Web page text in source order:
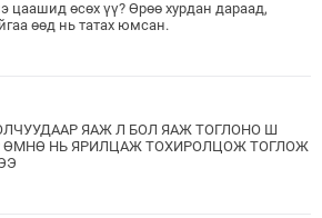
цаашид өсөх үү? Өрөө хурдан дараад,
өөд нь татах юмсан.
ЯАЖ Л БОЛ ЯАЖ ТОГЛОНО Ш
ӨМНӨ НЬ ЯРИЛЦАЖ ТОХИРОЛЦОЖ ТОГЛОЖ